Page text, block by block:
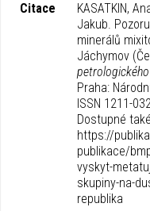
Citace
KASATKIN,
Jakub.
minerálů
Jáchymov
Praha:
ISSN 1211-
Dostupné
https://
publikace/
vyskyt-
skupiny-na-
republika